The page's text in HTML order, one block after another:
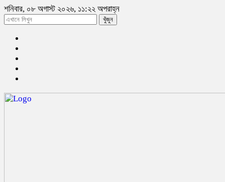
শনিবার, ০৮ অগাস্ট ২০২৬, ১১:২২ অপরাহ্ন
খুঁজুন